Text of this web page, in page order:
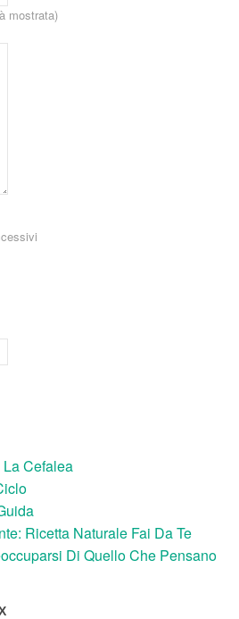
mostrata)
Cefalea
Ricetta Naturale Fai Da Te
Di Quello Che Pensano